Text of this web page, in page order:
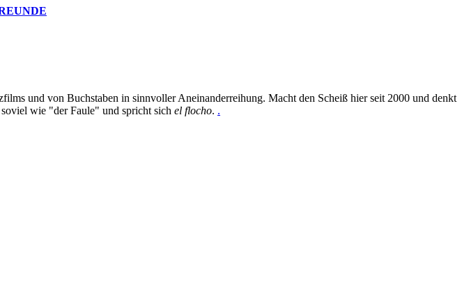
und von Buchstaben in sinnvoller Aneinanderreihung. Macht den Scheiß hier seit 2000 und denkt
wie "der Faule" und spricht sich el flocho. .